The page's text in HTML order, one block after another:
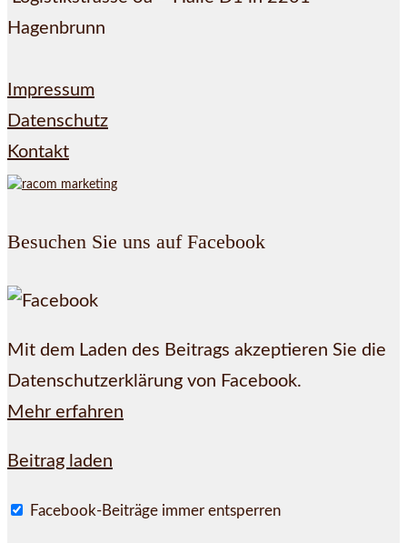
Hagenbrunn
Impressum
Datenschutz
Kontakt
Besuchen Sie uns auf Facebook
Mit dem Laden des Beitrags akzeptieren Sie die
Datenschutzerklärung von Facebook.
Mehr erfahren
Beitrag laden
Facebook-Beiträge immer entsperren